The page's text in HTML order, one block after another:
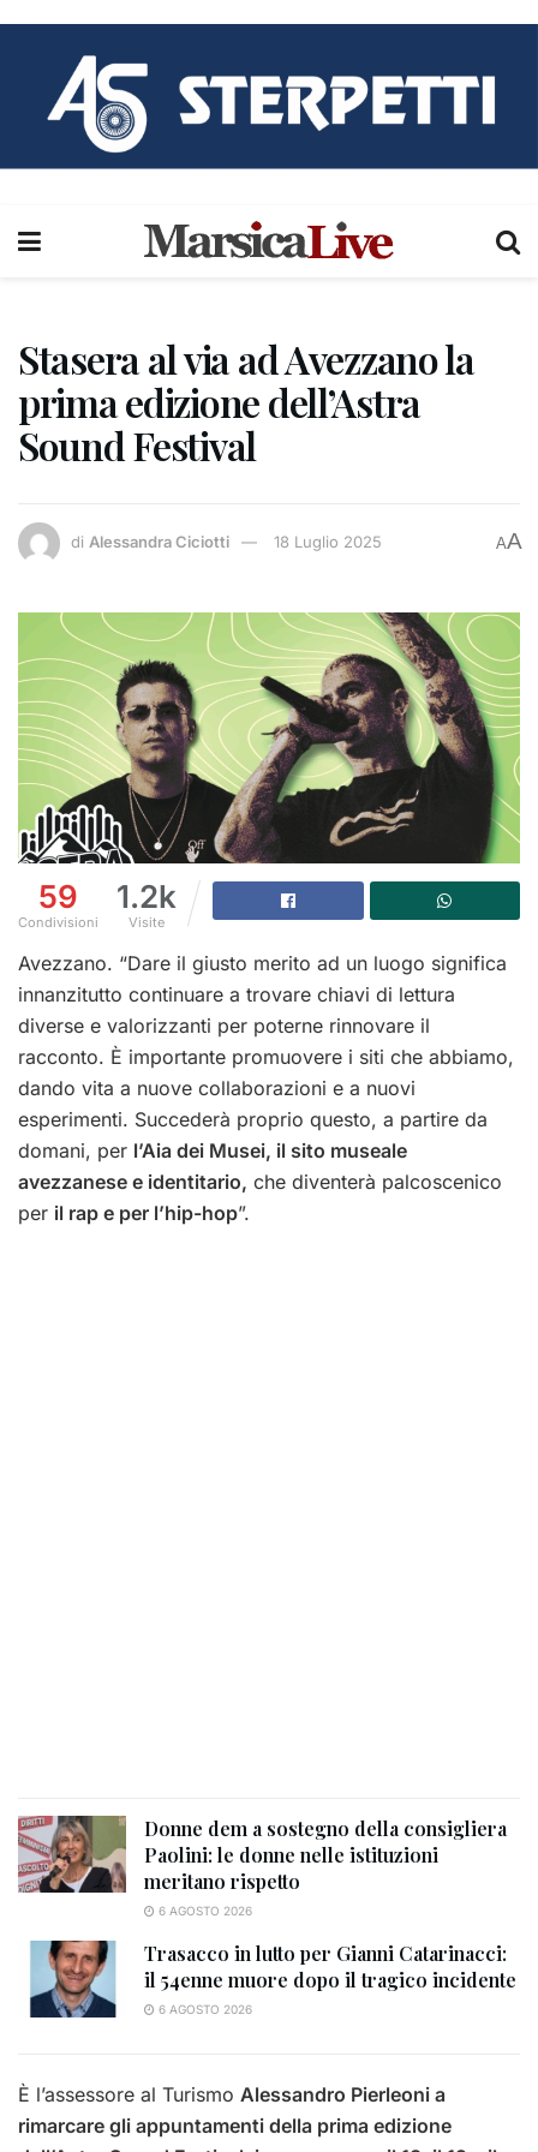
Stasera al via ad Avezzano la
prima edizione dell’Astra
Sound Festival
di Alessandra Ciciotti 18 Luglio 2025 AA
59
Condivisioni
1.2k
Visite
Avezzano. “Dare il giusto merito ad un luogo significa
innanzitutto continuare a trovare chiavi di lettura
diverse e valorizzanti per poterne rinnovare il
racconto. È importante promuovere i siti che abbiamo,
dando vita a nuove collaborazioni e a nuovi
esperimenti. Succederà proprio questo, a partire da
domani, per l’Aia dei Musei, il sito museale
avezzanese e identitario, che diventerà palcoscenico
per il rap e per l’hip-hop”.
Donne dem a sostegno della consigliera
Paolini: le donne nelle istituzioni
meritano rispetto
6 AGOSTO 2026
Trasacco in lutto per Gianni Catarinacci:
il 54enne muore dopo il tragico incidente
6 AGOSTO 2026
È l’assessore al Turismo Alessandro Pierleoni a
rimarcare gli appuntamenti della prima edizione